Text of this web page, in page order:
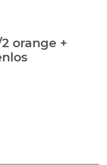
orange +